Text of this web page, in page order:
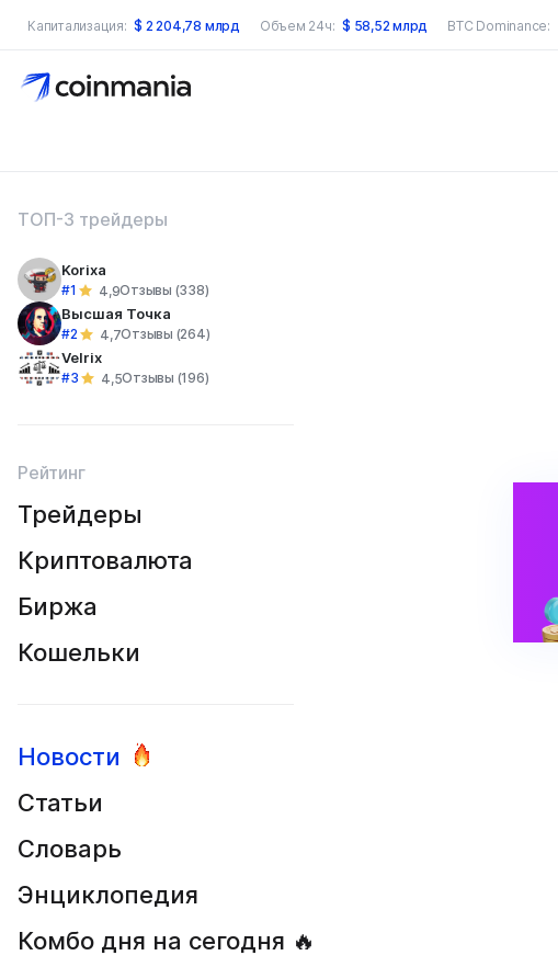
Капитализация: $ 2 204,78 млрд Объем 24ч: $ 58,52 млрд BTC Dominance:
по сайту
ТОП-3 трейдеры
Korixa
#1 4,9Отзывы (338)
Высшая Точка
#2 4,7Отзывы (264)
Velrix
#3 4,5Отзывы (196)
Рейтинг
Трейдеры
Криптовалюта
Биржа
Кошельки
Новости
Статьи
Словарь
Энциклопедия
Комбо дня на сегодня 🔥